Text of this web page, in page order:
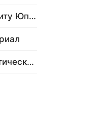
Звезда размером с орбиту Юпитера
ChatGPT решил математическую задачу